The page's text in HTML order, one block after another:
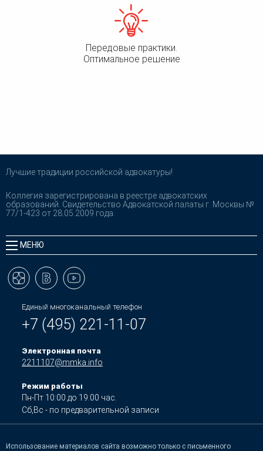
Передовые практики.
Оптимальное решение
Лучшие традиции российской адвокатуры!
Коллегия зарегистрирована в реестре адвокатских
образований. Свидетельство Адвокатской палаты г. Москвы №
77/1-423 от 28.05.2009 года.
МЕНЮ
Единый многоканальный телефон
+7 (495) 221-11-07
Электронная почта
2211107@mmka.info
Режим работы
Пн-Пт 10:00 до 19:00 час.
Сб,Вс - по предварительной записи
Использование материалов сайта возможно только с письменного